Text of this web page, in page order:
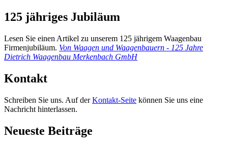
125 jähriges Jubiläum
Lesen Sie einen Artikel zu unserem 125 jährigem Waagenbau
Firmenjubiläum. Von Waagen und Waagenbauern - 125 Jahre
Dietrich Waagenbau Merkenbach GmbH
Kontakt
Schreiben Sie uns. Auf derKontakt-Seite können Sie uns eine
Nachricht hinterlassen.
Neueste Beiträge